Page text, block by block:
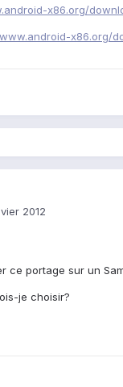
x86.org/
x86.org/
2012
ce portage sur un
je choisir?